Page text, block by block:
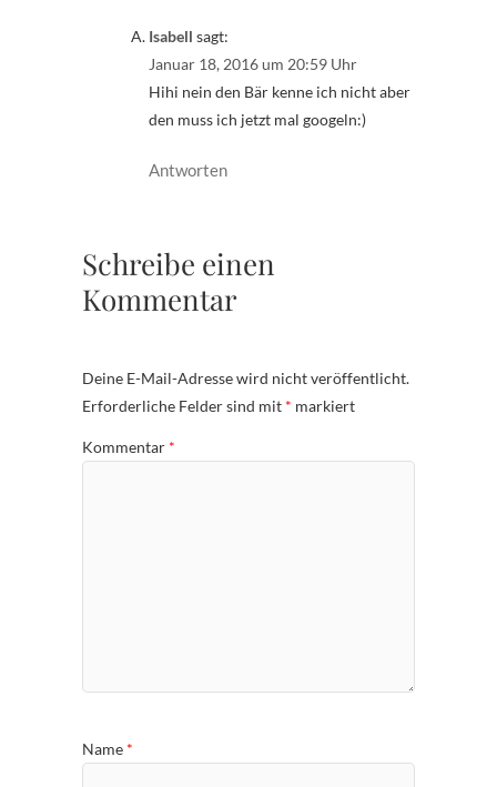
Isabell sagt:
Januar 18, 2016 um 20:59 Uhr
Hihi nein den Bär kenne ich nicht aber
den muss ich jetzt mal googeln:)
Antworten
Schreibe einen
Kommentar
Deine E-Mail-Adresse wird nicht veröffentlicht.
Erforderliche Felder sind mit * markiert
Kommentar *
Name *